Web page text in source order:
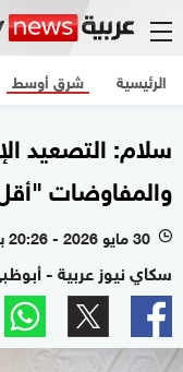
الرئيسية شرق أوسط
سلام: التصعيد
والمفاوضات
l 30 مايو 2026 - 20:26 بتوقيت أبوظبي
سكاي نيوز عربية -